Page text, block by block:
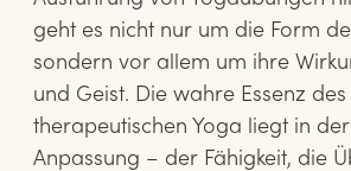
geht es nicht nur um die Form
sondern vor allem um ihre
und Geist. Die wahre Essenz des
therapeutischen Yoga liegt in
Anpassung – der Fähigkeit, die